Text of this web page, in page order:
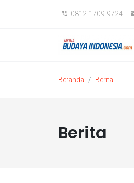
0812-1709-9724
Beranda Berita
Berita